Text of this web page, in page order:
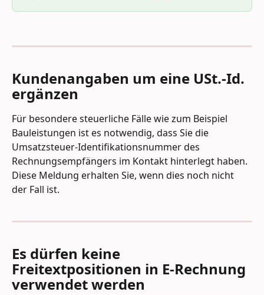
Kundenangaben um eine USt.-Id.
ergänzen
Für besondere steuerliche Fälle wie zum Beispiel
Bauleistungen ist es notwendig, dass Sie die
Umsatzsteuer-Identifikationsnummer des
Rechnungsempfängers im Kontakt hinterlegt haben.
Diese Meldung erhalten Sie, wenn dies noch nicht
der Fall ist.
Es dürfen keine
Freitextpositionen in E-Rechnung
verwendet werden